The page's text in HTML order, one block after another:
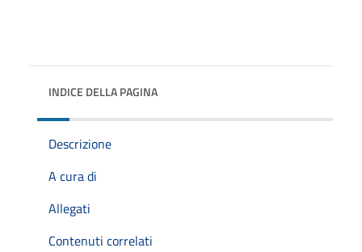
INDICE DELLA PAGINA
Descrizione
A cura di
Allegati
Contenuti correlati